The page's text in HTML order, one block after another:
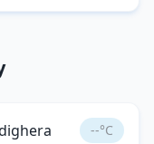
--°C